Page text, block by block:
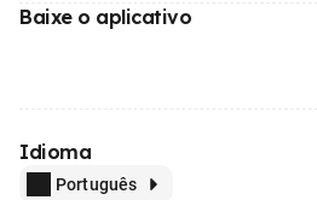
Baixe o aplicativo
Idioma
Português